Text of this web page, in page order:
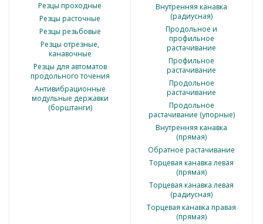
Резцы проходные
Резцы расточные
Резцы резьбовые
Резцы отрезные,
канавочные
Резцы для автоматов
продольного точения
Антивибрационные
модульные державки
(борштанги)
Внутренняя канавка
(радиусная)
Продольное и
профильное
растачивание
Профильное
растачивание
Продольное
растачивание
Продольное
растачивание (упорные)
Внутренняя канавка
(прямая)
Обратное растачивание
Торцевая канавка левая
(прямая)
Торцевая канавка левая
(радиусная)
Торцевая канавка правая
(прямая)